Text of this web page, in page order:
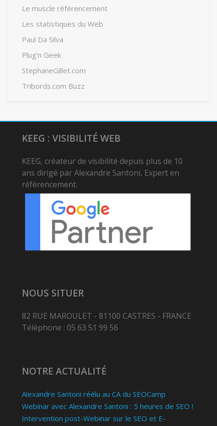
Le muscle référencement
Les statistiques du Web
Paul Da Silva
Plug'n Geek
StephaneGillet.com
Tribords.com Buzz
KEEG : VISIBILITÉ WEB
KEEG, créateur de visibilité depuis plus de 10
ans dirigé par Alexandre Santoni, Expert en
référencement.
NOUS SITUER
82 RUE MAROULET - 81100 CASTRES - FRANCE
Téléphone : 05 63 51 99 56
NOTRE ACTUALITÉ
Alexandre Santoni réélu au CA du SEOCamp
Webinar avec Alexandre Santoni : 5 heures de SEO !
Intervention post-Webinar sur le SEO et E-